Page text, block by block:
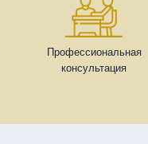
Профессиональная
консультация